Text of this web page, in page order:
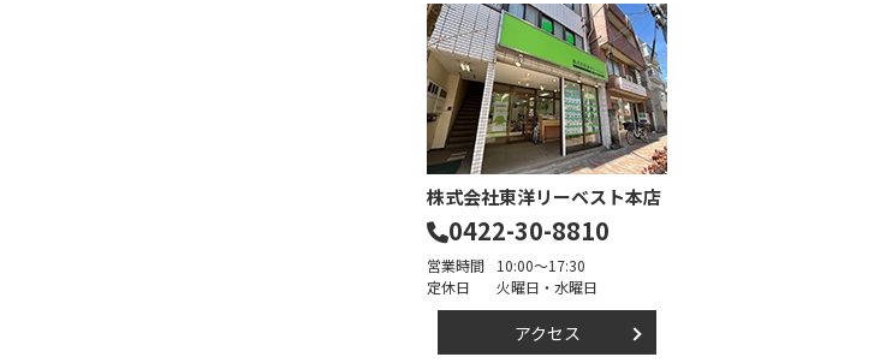
株式会社東洋リーベスト本店
0422-30-8810
営業時間
10:00～17:30
定休日
火曜日・水曜日
アクセス